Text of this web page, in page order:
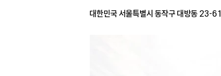
대한민국 서울특별시 동작구 대방동 23-